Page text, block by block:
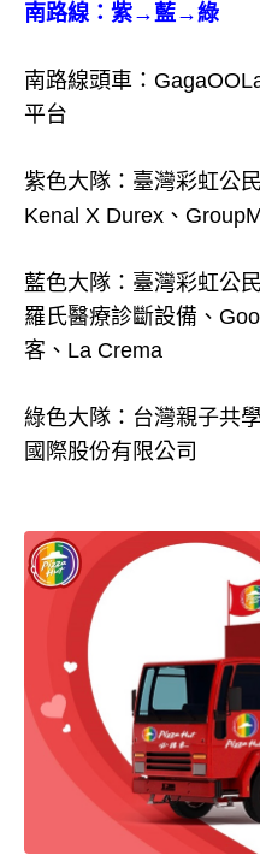
南路線：紫→藍→綠
南路線頭車：
平台
紫色大隊：臺灣彩虹公
Kenal X Durex、
藍色大隊：臺灣彩虹公
羅氏醫療診斷設備、
客、La Crema
綠色大隊：台灣親子共
國際股份有限公司